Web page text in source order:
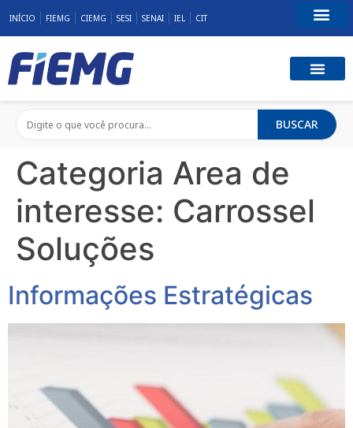
INÍCIO FIEMG CIEMG SESI SENAI IEL CIT
BUSCAR
Categoria Area de
interesse: Carrossel
Soluções
Informações Estratégicas